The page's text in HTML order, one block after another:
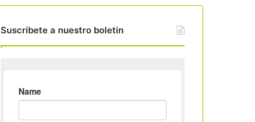
Suscribete a nuestro boletin